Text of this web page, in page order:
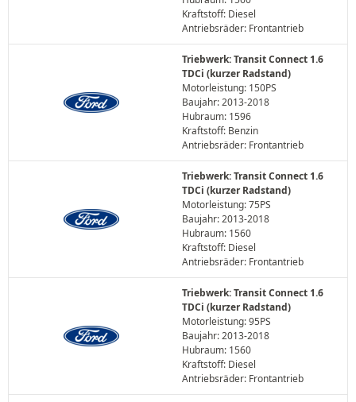
Kraftstoff: Diesel
Antriebsräder: Frontantrieb
Triebwerk: Transit Connect 1.6
TDCi (kurzer Radstand)
Motorleistung: 150PS
Baujahr: 2013-2018
Hubraum: 1596
Kraftstoff: Benzin
Antriebsräder: Frontantrieb
Triebwerk: Transit Connect 1.6
TDCi (kurzer Radstand)
Motorleistung: 75PS
Baujahr: 2013-2018
Hubraum: 1560
Kraftstoff: Diesel
Antriebsräder: Frontantrieb
Triebwerk: Transit Connect 1.6
TDCi (kurzer Radstand)
Motorleistung: 95PS
Baujahr: 2013-2018
Hubraum: 1560
Kraftstoff: Diesel
Antriebsräder: Frontantrieb